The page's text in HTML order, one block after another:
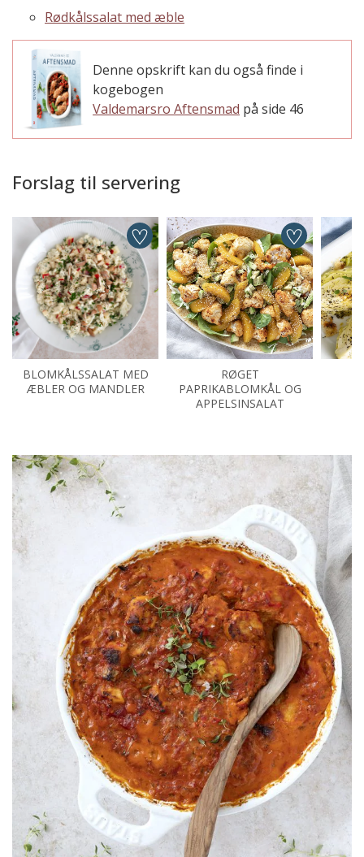
Rødkålssalat med æble
Denne opskrift kan du også finde i
kogebogen
Valdemarsro Aftensmad på side 46
Forslag til servering
BLOMKÅLSSALAT MED
ÆBLER OG MANDLER
RØGET
PAPRIKABLOMKÅL OG
APPELSINSALAT